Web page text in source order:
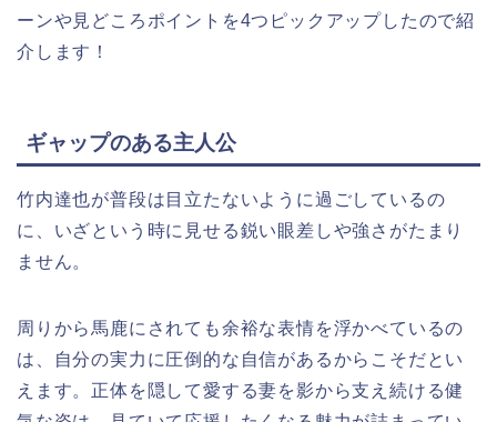
ーンや見どころポイントを4つピックアップしたので紹
介します！
ギャップのある主人公
竹内達也が普段は目立たないように過ごしているの
に、いざという時に見せる鋭い眼差しや強さがたまり
ません。
周りから馬鹿にされても余裕な表情を浮かべているの
は、自分の実力に圧倒的な自信があるからこそだとい
えます。正体を隠して愛する妻を影から支え続ける健